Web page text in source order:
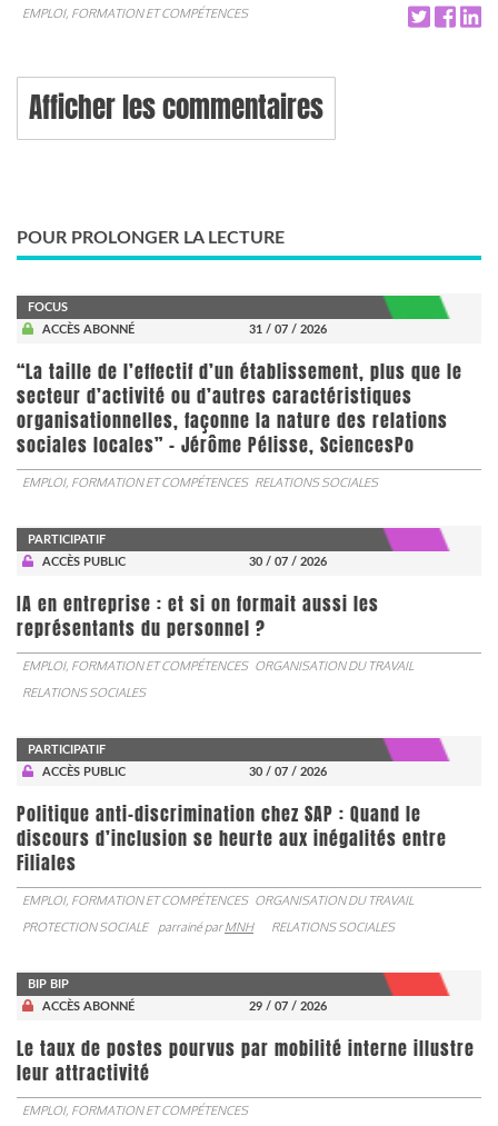
EMPLOI, FORMATION ET COMPÉTENCES
Afficher les commentaires
POUR PROLONGER LA LECTURE
FOCUS
ACCÈS ABONNÉ
31 / 07 / 2026
“La taille de l’effectif d’un établissement, plus que le
secteur d’activité ou d’autres caractéristiques
organisationnelles, façonne la nature des relations
sociales locales” - Jérôme Pélisse, SciencesPo
EMPLOI, FORMATION ET COMPÉTENCES RELATIONS SOCIALES
PARTICIPATIF
ACCÈS PUBLIC
30 / 07 / 2026
IA en entreprise : et si on formait aussi les
représentants du personnel ?
EMPLOI, FORMATION ET COMPÉTENCES ORGANISATION DU TRAVAIL
RELATIONS SOCIALES
PARTICIPATIF
ACCÈS PUBLIC
30 / 07 / 2026
Politique anti-discrimination chez SAP : Quand le
discours d’inclusion se heurte aux inégalités entre
Filiales
EMPLOI, FORMATION ET COMPÉTENCES ORGANISATION DU TRAVAIL
PROTECTION SOCIALE
parrainé parMNH RELATIONS SOCIALES
BIP BIP
ACCÈS ABONNÉ
29 / 07 / 2026
Le taux de postes pourvus par mobilité interne illustre
leur attractivité
EMPLOI, FORMATION ET COMPÉTENCES